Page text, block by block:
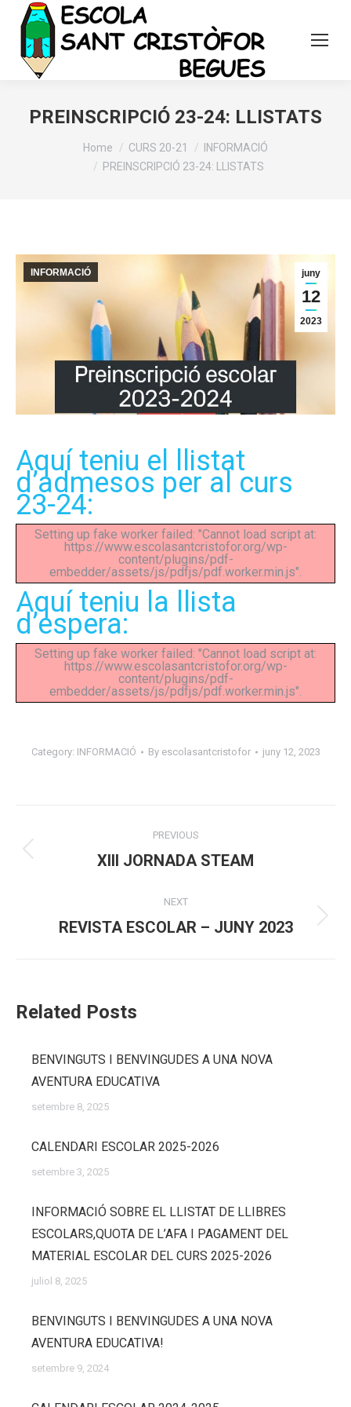
PREINSCRIPCIÓ 23-24: LLISTATS
You are here:Home CURS 20-21
INFORMACIÓ
PREINSCRIPCIÓ 23-24: LLISTATS
juny
12
2023
INFORMACIÓ
Aquí teniu el llistat
d’admesos per al curs
23-24:
Setting up fake worker failed: "Cannot load script at:
https://www.escolasantcristofor.org/wp-
content/plugins/pdf-
embedder/assets/js/pdfjs/pdf.worker.min.js".
Aquí teniu la llista
d’espera:
Setting up fake worker failed: "Cannot load script at:
https://www.escolasantcristofor.org/wp-
content/plugins/pdf-
embedder/assets/js/pdfjs/pdf.worker.min.js".
Category: INFORMACIÓ By escolasantcristofor juny 12, 2023
navigation
PREVIOUS
Previous
XIII JORNADA STEAM
NEXT
Next
REVISTA ESCOLAR – JUNY 2023
Related Posts
BENVINGUTS I BENVINGUDES A UNA NOVA
AVENTURA EDUCATIVA
setembre 8, 2025
CALENDARI ESCOLAR 2025-2026
setembre 3, 2025
INFORMACIÓ SOBRE EL LLISTAT DE LLIBRES
ESCOLARS,QUOTA DE L’AFA I PAGAMENT DEL
MATERIAL ESCOLAR DEL CURS 2025-2026
juliol 8, 2025
BENVINGUTS I BENVINGUDES A UNA NOVA
AVENTURA EDUCATIVA!
setembre 9, 2024